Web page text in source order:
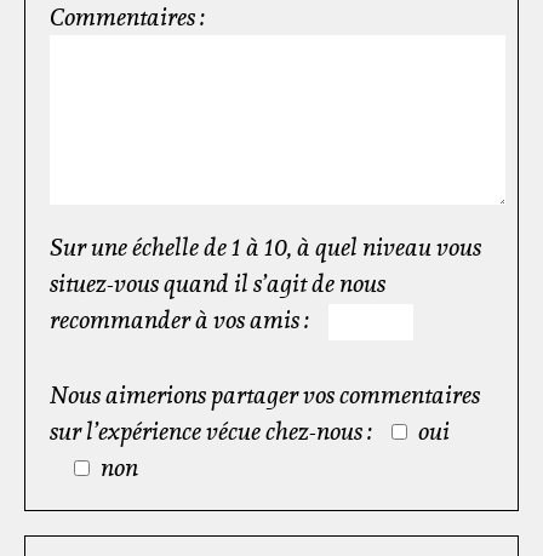
Commentaires :
Sur une échelle de 1 à 10, à quel niveau vous
situez-vous quand il s’agit de nous
recommander à vos amis :
Nous aimerions partager vos commentaires
sur l’expérience vécue chez-nous :
oui
non